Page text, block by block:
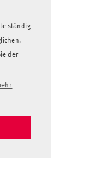
ständig
der